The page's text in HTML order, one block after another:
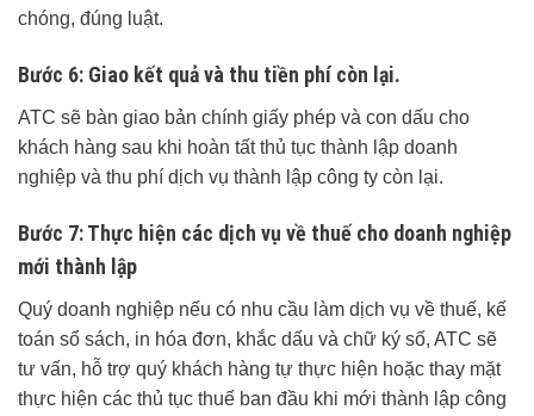
chóng, đúng luật.
Bước 6: Giao kết quả và thu tiền phí còn lại.
ATC sẽ bàn giao bản chính giấy phép và con dấu cho
khách hàng sau khi hoàn tất thủ tục thành lập doanh
nghiệp và thu phí dịch vụ thành lập công ty còn lại.
Bước 7: Thực hiện các dịch vụ về thuế cho doanh nghiệp
mới thành lập
Quý doanh nghiệp nếu có nhu cầu làm dịch vụ về thuế, kế
toán sổ sách, in hóa đơn, khắc dấu và chữ ký số, ATC sẽ
tư vấn, hỗ trợ quý khách hàng tự thực hiện hoặc thay mặt
thực hiện các thủ tục thuế ban đầu khi mới thành lập công